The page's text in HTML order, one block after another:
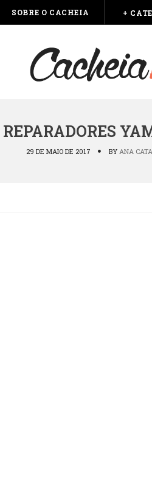
SOBRE O CACHEIA +
29 DE MAIO DE 2017 BY ANA